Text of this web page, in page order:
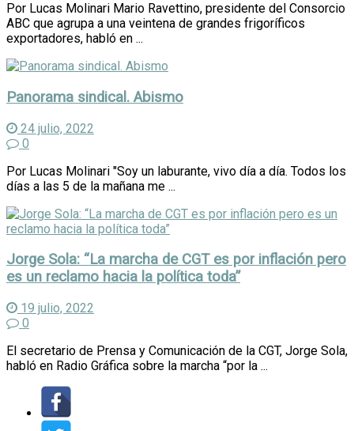
Por Lucas Molinari Mario Ravettino, presidente del Consorcio
ABC que agrupa a una veintena de grandes frigoríficos
exportadores, habló en ...
Panorama sindical. Abismo
24 julio, 2022
0
Por Lucas Molinari "Soy un laburante, vivo día a día. Todos los
días a las 5 de la mañana me ...
Jorge Sola: “La marcha de CGT es por inflación pero
es un reclamo hacia la política toda”
19 julio, 2022
0
El secretario de Prensa y Comunicación de la CGT, Jorge Sola,
habló en Radio Gráfica sobre la marcha “por la ...